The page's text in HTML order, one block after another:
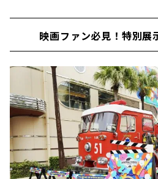
映画ファン必見！特別展